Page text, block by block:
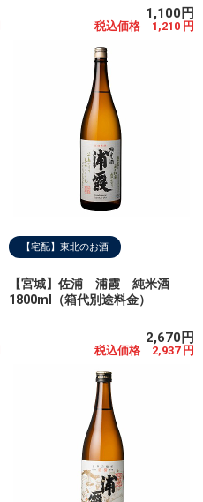
1,100円
税込価格 1,210 円
【宅配】東北のお酒
【宮城】佐浦 浦霞 純米酒
1800ml（箱代別途料金）
2,670円
税込価格 2,937 円